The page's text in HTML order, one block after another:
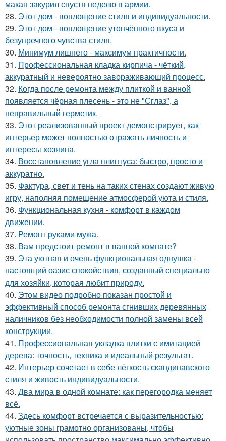
макан закурил спустя неделю в армии.
28. Этот дом - воплощение стиля и индивидуальности.
29. Этот дом - воплощение утончённого вкуса и
безупречного чувства стиля.
30. Минимум лишнего - максимум практичности.
31. Профессиональная кладка кирпича - чёткий,
аккуратный и невероятно завораживающий процесс.
32. Когда после ремонта между плиткой и ванной
появляется чёрная плесень - это не "Сглаз", а
неправильный герметик.
33. Этот реализованный проект демонстрирует, как
интерьер может полностью отражать личность и
интересы хозяина.
34. Восстановление угла плинтуса: быстро, просто и
аккуратно.
35. Фактура, свет и тень на таких стенах создают живую
игру, наполняя помещение атмосферой уюта и стиля.
36. Функциональная кухня - комфорт в каждом
движении.
37. Ремонт руками мужа.
38. Вам предстоит ремонт в ванной комнате?
39. Эта уютная и очень функциональная однушка -
настоящий оазис спокойствия, созданный специально
для хозяйки, которая любит природу.
40. Этом видео подробно показан простой и
эффективный способ ремонта сгнивших деревянных
наличников без необходимости полной замены всей
конструкции.
41. Профессиональная укладка плитки с имитацией
дерева: точность, техника и идеальный результат.
42. Интерьер сочетает в себе лёгкость скандинавского
стиля и живость индивидуальности.
43. Два мира в одной комнате: как перегородка меняет
всё.
44. Здесь комфорт встречается с выразительностью:
уютные зоны грамотно организованы, чтобы